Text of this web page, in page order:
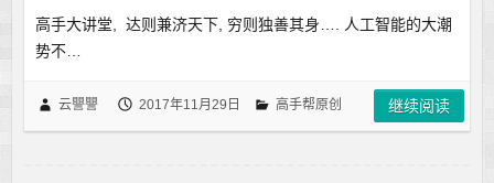
高手大讲堂, 达则兼济天下, 穷则独善其身…. 人工智能的大潮
势不…
云譻譻 2017年11月29日 高手帮原创 继续阅读